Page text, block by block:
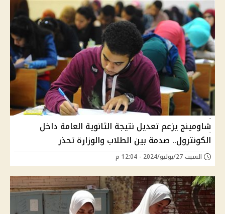
شاومينج يزعم تعديل نتيجة الثانوية العامة داخل
الكونترول.. صدمة بين الطلاب والوزارة تحذر
السبت 27/يوليو/2024 - 12:04 م